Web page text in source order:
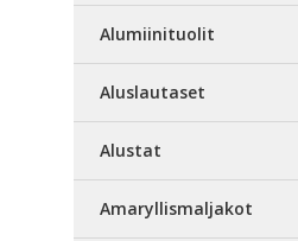
Alumiinituolit
Aluslautaset
Alustat
Amaryllismaljakot